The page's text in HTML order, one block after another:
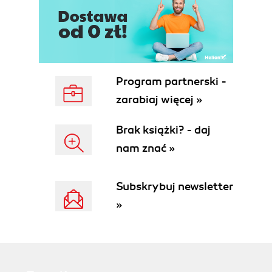
Nagłówki a metoda GET (39)
GET (41)
POST (41)
Content-Type (41)
User-Agent (42)
Content-length (42)
Cookie (43)
Imitowanie przeglądarki poprzez telnet (43)
Metoda POST (44)
Ręczne podstawianie parametrów (46)
Korzystanie z formularza (46)
Program partnerski -
zarabiaj więcej »
Brak książki? - daj
nam znać »
Subskrybuj newsletter
»